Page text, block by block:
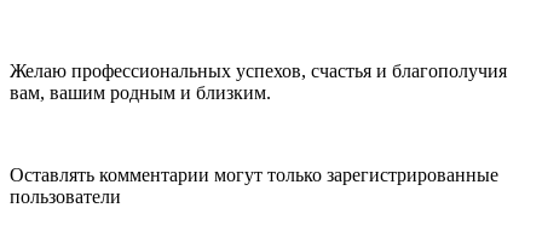
Желаю профессиональных успехов, счастья и благополучия
вам, вашим родным и близким.
Оставлять комментарии могут только зарегистрированные
пользователи